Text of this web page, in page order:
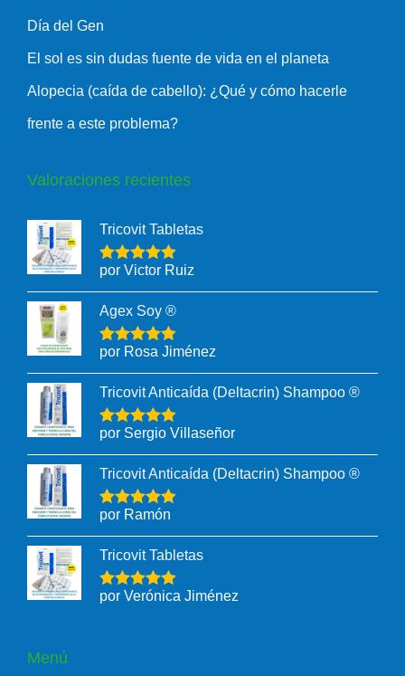
Día del Gen
El sol es sin dudas fuente de vida en el planeta
Alopecia (caída de cabello): ¿Qué y cómo hacerle
frente a este problema?
Valoraciones recientes
Tricovit Tabletas
por Victor Ruiz
Agex Soy ®
por Rosa Jiménez
Tricovit Anticaída (Deltacrin) Shampoo ®
por Sergio Villaseñor
Tricovit Anticaída (Deltacrin) Shampoo ®
por Ramón
Tricovit Tabletas
por Verónica Jiménez
Menú